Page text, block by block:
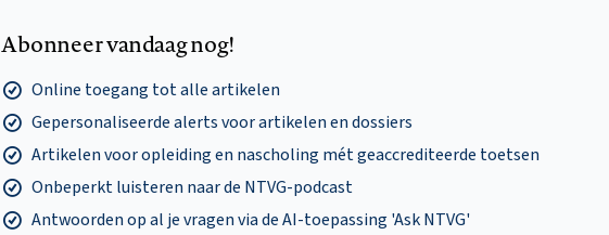
Abonneer vandaag nog!
Online toegang tot alle artikelen
Gepersonaliseerde alerts voor artikelen en dossiers
Artikelen voor opleiding en nascholing mét geaccrediteerde toetsen
Onbeperkt luisteren naar de NTVG-podcast
Antwoorden op al je vragen via de AI-toepassing 'Ask NTVG'